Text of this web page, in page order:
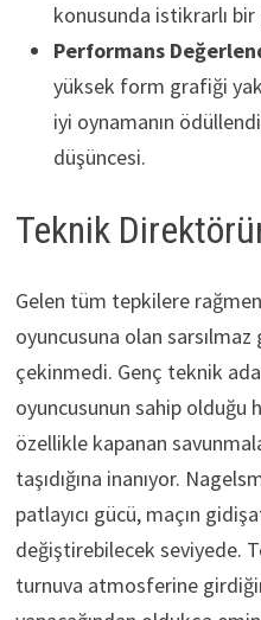
konusunda istikrarlı
Performans
yüksek form grafiği
iyi oynamanın
düşüncesi.
Teknik
Gelen tüm tepkilere
oyuncusuna olan
çekinmedi. Genç teknik
oyuncusunun sahip olduğu
özellikle kapanan
taşıdığına inanıyor.
patlayıcı gücü, maçın
değiştirebilecek seviyede.
turnuva atmosferine